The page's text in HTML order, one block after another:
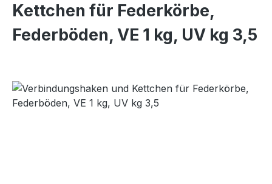
Kettchen für Federkörbe,
Federböden, VE 1 kg, UV kg 3,5
Bildergalerie überspringen